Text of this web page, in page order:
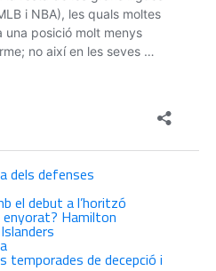
dels defenses
el debut a l’horitzó
enyorat? Hamilton
temporades de decepció i